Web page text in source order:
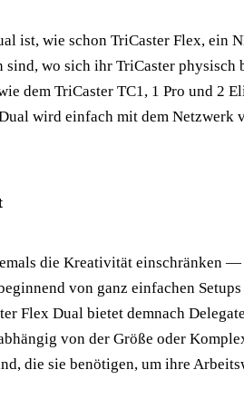
ist, wie schon TriCaster Flex, ein
sind, wo sich ihr TriCaster
dem TriCaster TC1, 1 Pro und 2
wird einfach mit dem Netzwerk
die Kreativität einschränken
von ganz einfachen
Flex Dual bietet demnach
von der Größe oder
die sie benötigen, um ihre